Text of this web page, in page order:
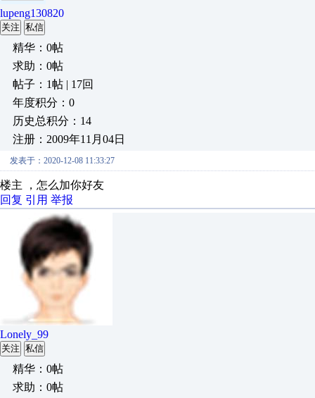
lupeng130820
关注 私信
精华：0帖
求助：0帖
帖子：1帖 | 17回
年度积分：0
历史总积分：14
注册：2009年11月04日
发表于：2020-12-08 11:33:27
楼主 ，怎么加你好友
回复 引用 举报
Lonely_99
关注 私信
精华：0帖
求助：0帖